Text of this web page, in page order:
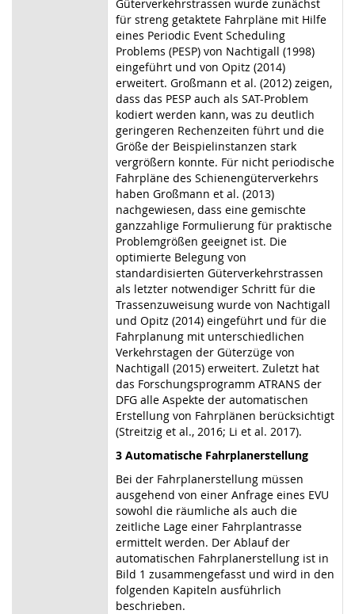
Güterverkehrstrassen wurde zunächst
für streng getaktete Fahrpläne mit Hilfe
eines Periodic Event Scheduling
Problems (PESP) von Nachtigall (1998)
eingeführt und von Opitz (2014)
erweitert. Großmann et al. (2012) zeigen,
dass das PESP auch als SAT-Problem
kodiert werden kann, was zu deutlich
geringeren Rechenzeiten führt und die
Größe der Beispielinstanzen stark
vergrößern konnte. Für nicht periodische
Fahrpläne des Schienengüterverkehrs
haben Großmann et al. (2013)
nachgewiesen, dass eine gemischte
ganzzahlige Formulierung für praktische
Problemgrößen geeignet ist. Die
optimierte Belegung von
standardisierten Güterverkehrstrassen
als letzter notwendiger Schritt für die
Trassenzuweisung wurde von Nachtigall
und Opitz (2014) eingeführt und für die
Fahrplanung mit unterschiedlichen
Verkehrstagen der Güterzüge von
Nachtigall (2015) erweitert. Zuletzt hat
das Forschungsprogramm ATRANS der
DFG alle Aspekte der automatischen
Erstellung von Fahrplänen berücksichtigt
(Streitzig et al., 2016; Li et al. 2017).
3 Automatische Fahrplanerstellung
Bei der Fahrplanerstellung müssen
ausgehend von einer Anfrage eines EVU
sowohl die räumliche als auch die
zeitliche Lage einer Fahrplantrasse
ermittelt werden. Der Ablauf der
automatischen Fahrplanerstellung ist in
Bild 1 zusammengefasst und wird in den
folgenden Kapiteln ausführlich
beschrieben.